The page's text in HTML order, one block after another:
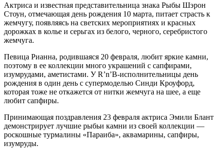
Актриса и известная представительница знака Рыбы Шэрон
Стоун, отмечающая день рождения 10 марта, питает страсть к
жемчугу, появляясь на светских мероприятиях и красных
дорожках в колье и серьгах из белого, черного, серебристого
жемчуга.
Певица Рианна, родившаяся 20 февраля, любит яркие камни,
поэтому в ее коллекции много украшений с сапфирами,
изумрудами, аметистами. У R’n’B-исполнительницы день
рождения в один день с супермоделью Синди Кроуфорд,
которая тоже не откажется от нитки жемчуга на шее, а еще
любит сапфиры.
Принимающая поздравления 23 февраля актриса Эмили Блант
демонстрирует лучшие рыбьи камни из своей коллекции —
роскошные турмалины «Параиба», аквамарины, сапфиры,
изумруды.